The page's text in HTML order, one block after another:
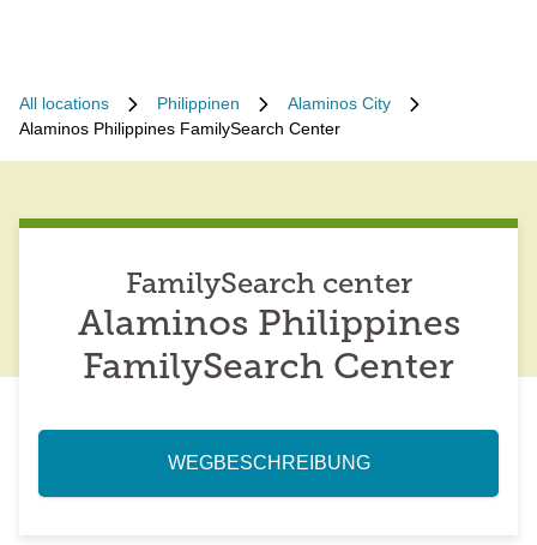
All locations Philippinen
Alaminos City
Alaminos Philippines FamilySearch Center
FamilySearch center
Alaminos Philippines
FamilySearch Center
WEGBESCHREIBUNG